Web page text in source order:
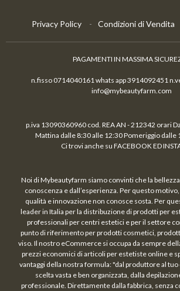
Privacy Policy Condizioni di Vendita
PAGAMENTI IN MASSIMA
n.fisso 0714040161 whats app 3914092451
info@mybeautyfarm.com
p.iva 13090360960 cod. REA AN - 212342 orari
Mattina dalle 8:30 alle 12:30 Pomeriggio dalle
Ci trovi anche su FACEBOOK ED
Noi di Mybeautyfarm siamo convinti che la
conoscenza e dall’esperienza. Per questo
qualità e innovazione non conosce sosta. Per
leader in Italia per la distribuzione di prodotti per
professionali per centri estetici e per il settore
punto di riferimento per prodotti cosmetici,
viso. Il nostro eCommerce si occupa da sempre
prezzi economici di articoli per estetiste online e
vantaggi della nostra formula: "dal produttore al
scelta vasta e ben organizzata, dalla
professionale. Direttamente dalla fabbrica, senza